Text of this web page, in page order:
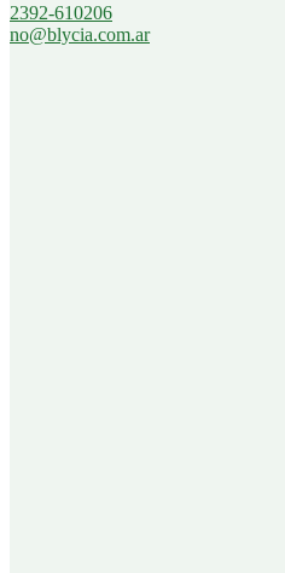
2392-610206
no@blycia.com.ar